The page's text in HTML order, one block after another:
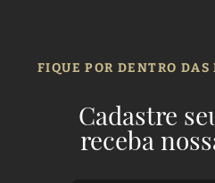
FIQUE POR DENTRO DAS
Cadastre
receba